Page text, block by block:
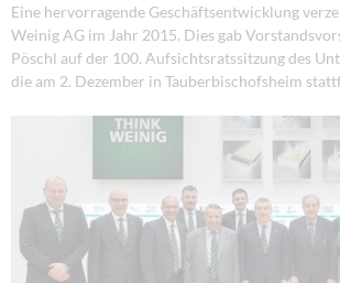
Eine hervorragende Geschäftsentwicklung
Weinig AG im Jahr 2015. Dies gab
Pöschl auf der 100. Aufsichtsratssitzung des
die am 2. Dezember in Tauberbischofsheim